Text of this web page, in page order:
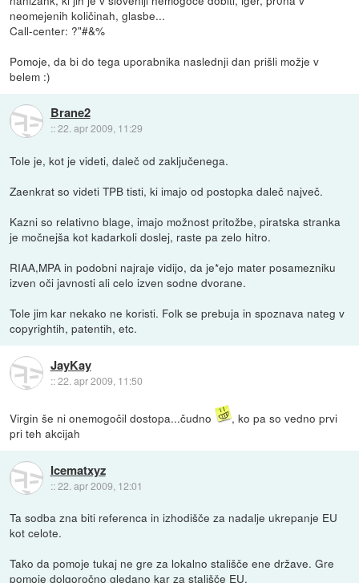
neomejenih količinah, glasbe...
Call-center: ?"#&%
Pomoje, da bi do tega uporabnika naslednji dan prišli možje v
belem :)
Brane2
::22. apr 2009, 11:29
Tole je, kot je videti, daleč od zaključenega.
Zaenkrat so videti TPB tisti, ki imajo od postopka daleč največ.
Kazni so relativno blage, imajo možnost pritožbe, piratska stranka
je močnejša kot kadarkoli doslej, raste pa zelo hitro.
RIAA,MPA in podobni najraje vidijo, da je*ejo mater posamezniku
izven oči javnosti ali celo izven sodne dvorane.
Tole jim kar nekako ne koristi. Folk se prebuja in spoznava nateg v
copyrightih, patentih, etc.
JayKay
::22. apr 2009, 11:50
Virgin še ni onemogočil dostopa...čudno
, ko pa so vedno prvi
pri teh akcijah
Icematxyz
::22. apr 2009, 12:01
Ta sodba zna biti referenca in izhodišče za nadalje ukrepanje EU
kot celote.
Tako da pomoje tukaj ne gre za lokalno stališče ene države. Gre
pomoje dolgoročno gledano kar za stališče EU.